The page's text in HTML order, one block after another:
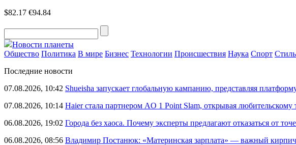
$82.17 €94.84
Новости планеты
Общество Политика В мире Бизнес Технологии Происшествия Наука Спорт
Последние новости
07.08.2026, 10:42 Shueisha запускает глобальную кампанию, представляя
07.08.2026, 10:14 Haier стала партнером AO 1 Point Slam, открывая
06.08.2026, 19:02 Города без хаоса. Почему эксперты предлагают отказаться от
06.08.2026, 08:56 Владимир Постанюк: «Материнская зарплата» — важный